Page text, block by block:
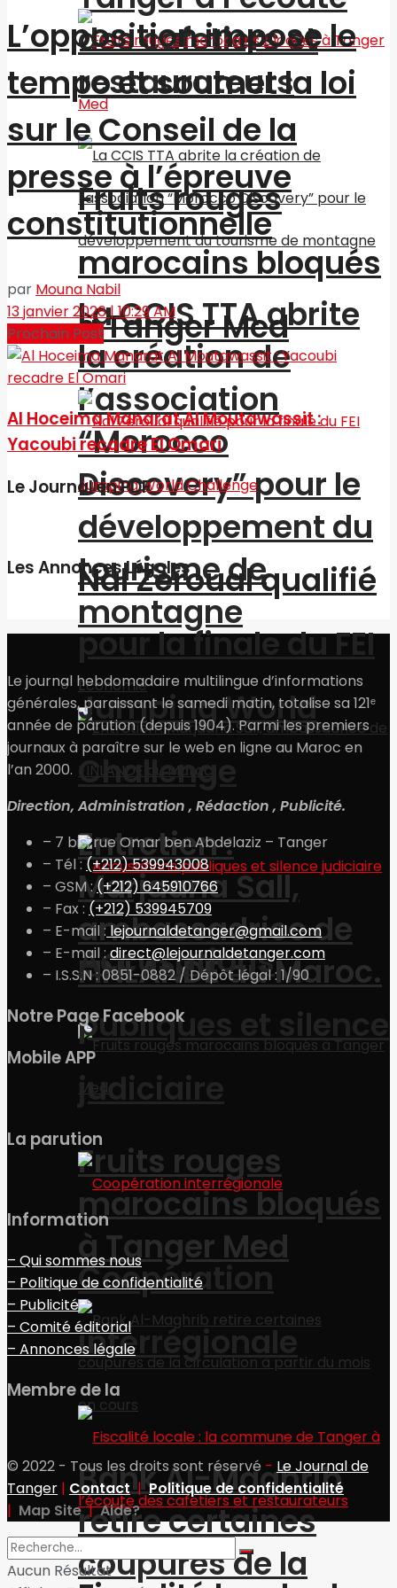
des cafetiers et
restaurateurs
La CCIS TTA abrite
la création de
l’association
“Morocco
Discovery” pour le
développement du
tourisme de
montagne
Economie
Entretien :
Marjaana Sall,
ambassadrice de
FINLANDE au Maroc.
Fruits rouges
marocains bloqués
à Tanger Med
Bank Al-Maghrib
retire certaines
coupures de la
Fruits rouges
marocains bloqués
à Tanger Med
Nal Zeroual qualifié
pour la finale du FEI
Jumping World
Challenge
Accusations
publiques et silence
judiciaire
Coopération
interrégionale
L’opposition impose le
tempo et soumet la loi
sur le Conseil de la
presse à l’épreuve
constitutionnelle
par Mouna Nabil
13 janvier 2026 | 10:29 AM
Prochain Post
Al Hoceima Manarat Al Moutawassit :
Yacoubi recadre El Omari
Le Journal en PDF
Les Annonces Légales
Le journal hebdomadaire multilingue d’informations
générales, paraissant le samedi matin, totalise sa 121ᵉ
année de parution (depuis 1904). Parmi les premiers
journaux à paraître sur le web en ligne au Maroc en
l’an 2000.
Direction, Administration , Rédaction , Publicité.
– 7 bis, rue Omar ben Abdelaziz – Tanger
– Tél :(+212) 539943008
– GSM :(+212) 645910766
– Fax :(+212) 539945709
– E-mail :lejournaldetanger@gmail.com
– E-mail :direct@lejournaldetanger.com
– I.S.S.N : 0851-0882 / Dépôt légal : 1/90
Notre Page Facebook
Mobile APP
La parution
Information
– Qui sommes nous
– Politique de confidentialité
– Publicité
– Comité éditorial
– Annonces légale
Membre de la
© 2022 - Tous les droits sont réservé - Le Journal de
Tanger | Contact |Politique de confidentialité
| Map Site|Aide?
Aucun Résultat